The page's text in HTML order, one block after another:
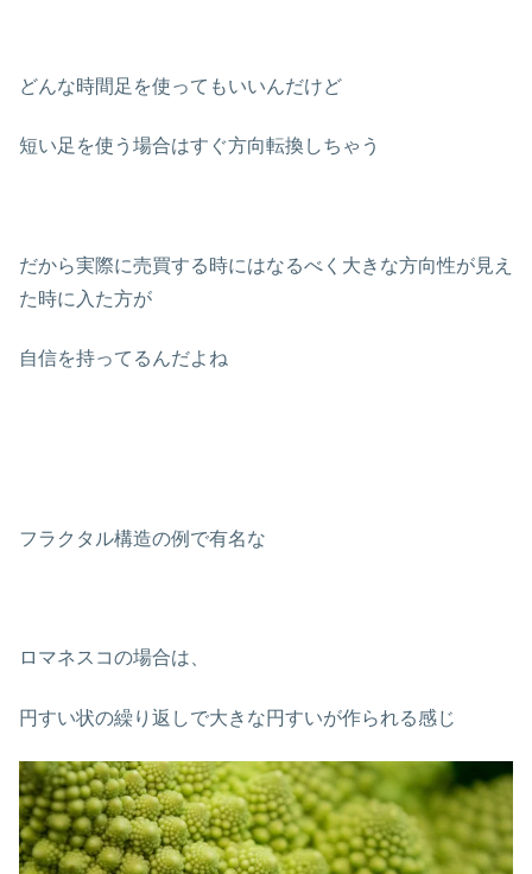
どんな時間足を使ってもいいんだけど
短い足を使う場合はすぐ方向転換しちゃう
だから実際に売買する時にはなるべく大きな方向性が見え
た時に入た方が
自信を持ってるんだよね
フラクタル構造の例で有名な
ロマネスコの場合は、
円すい状の繰り返しで大きな円すいが作られる感じ